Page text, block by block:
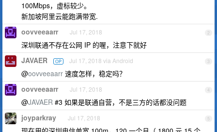
100Mbps，虚标较少。
新加坡阿里云能跑满带宽.
2
oovveeaarr Jul 17, 2018
深圳联通不存在公网 IP 的喔，注意下就好
3
JAVAER OP Jul 17, 2018 via Android
@oovveeaarr 速度怎样，稳定吗？
4
oovveeaarr Jul 17, 2018
@JAVAER #3 如果是联通自营，不是三方的话都没问题
5
joyparkray Jul 17, 2018